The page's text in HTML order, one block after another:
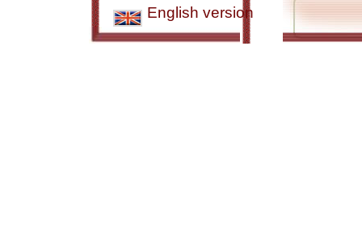
English version